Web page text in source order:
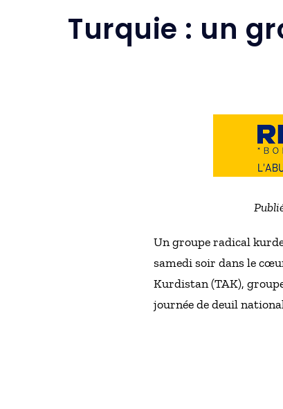
Turquie : un
Un groupe radical
samedi soir dans le
Kurdistan (TAK),
journée de deuil